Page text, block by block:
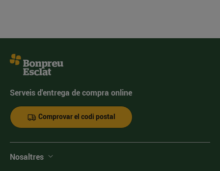
Serveis d'entrega de compra online
Comprovar el codi postal
Nosaltres